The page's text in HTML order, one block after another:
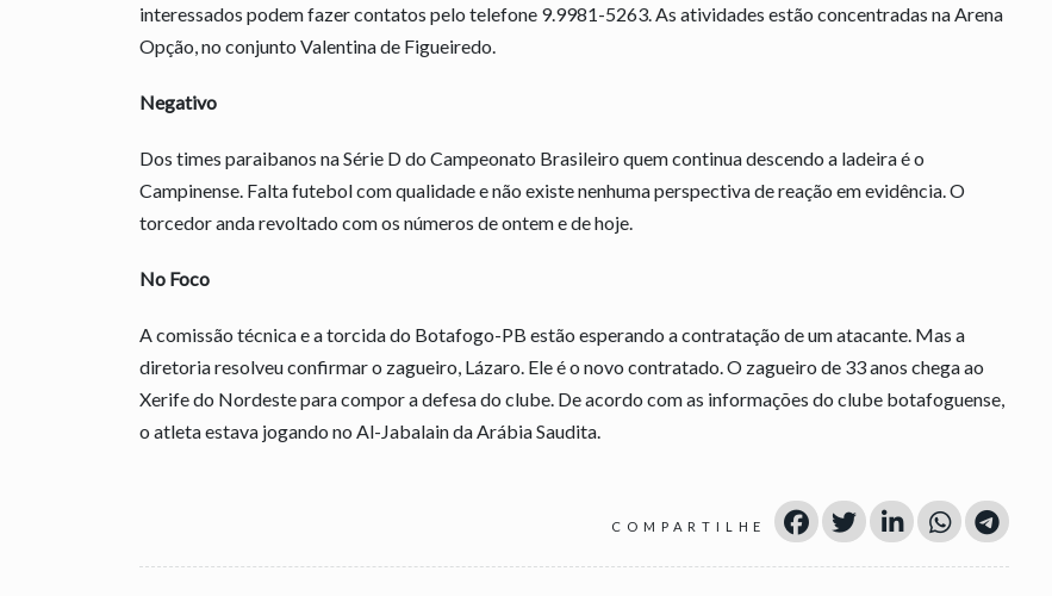
interessados podem fazer contatos pelo telefone 9.9981-5263. As atividades estão concentradas na Arena
Opção, no conjunto Valentina de Figueiredo.
Negativo
Dos times paraibanos na Série D do Campeonato Brasileiro quem continua descendo a ladeira é o
Campinense. Falta futebol com qualidade e não existe nenhuma perspectiva de reação em evidência. O
torcedor anda revoltado com os números de ontem e de hoje.
No Foco
A comissão técnica e a torcida do Botafogo-PB estão esperando a contratação de um atacante. Mas a
diretoria resolveu confirmar o zagueiro, Lázaro. Ele é o novo contratado. O zagueiro de 33 anos chega ao
Xerife do Nordeste para compor a defesa do clube. De acordo com as informações do clube botafoguense,
o atleta estava jogando no Al-Jabalain da Arábia Saudita.
COMPARTILHE